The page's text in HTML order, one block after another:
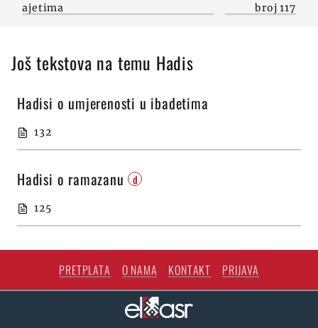
ajetima
broj 117
Još tekstova na temu Hadis
Hadisi o umjerenosti u ibadetima
132
Hadisi o ramazanu d
125
PRETPLATA O NAMA KONTAKT PRIJAVA